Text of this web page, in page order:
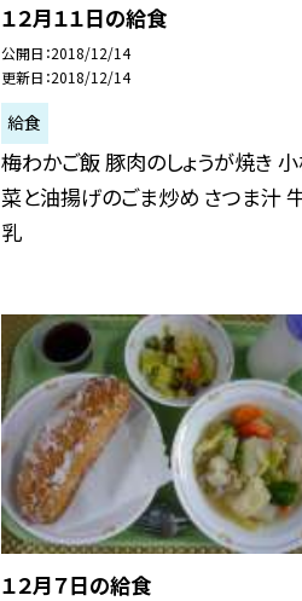
１２月１１日の給食
公開日 2018/12/14
更新日 2018/12/14
給食
梅わかご飯 豚肉のしょうが焼き
菜と油揚げのごま炒め さつま汁
乳
１２月７日の給食